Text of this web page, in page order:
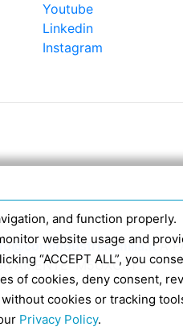
Youtube
Linkedin
Instagram
A
M5UXCR1
and function properly.
website usage and
“ACCEPT ALL”, you
of cookies, deny consent,
cookies or tracking
Privacy Policy.